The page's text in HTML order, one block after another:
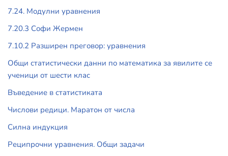
7.24. Модулни уравнения
7.20.3 Софи Жермен
7.10.2 Разширен преговор: уравнения
Общи статистически данни по математика за явилите се
ученици от шести клас
Въведение в статистиката
Числови редици. Маратон от числа
Силна индукция
Реципрочни уравнения. Общи задачи